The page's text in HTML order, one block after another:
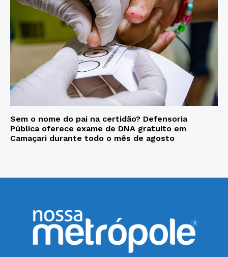
Sem o nome do pai na certidão? Defensoria
Pública oferece exame de DNA gratuito em
Camaçari durante todo o mês de agosto